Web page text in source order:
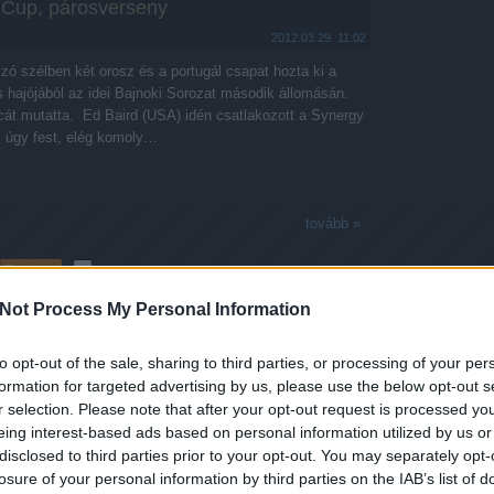
Process My Personal Information
opt-out of the sale, sharing to third parties, or processing of your
for targeted advertising by us, please use the below opt-out
selection. Please note that after your opt-out request is processed
interest-based ads based on personal information utilized by us
to third parties prior to your opt-out. You may separately
of your personal information by third parties on the IAB’s list of
párosverseny
2012.03.29. 11:02
szélben két orosz és a portugál csapat hozta ki a
hajójából az idei Bajnoki Sorozat második állomásán.
mutatta. Ed Baird (USA) idén csatlakozott a Synergy
úgy fest, elég komoly…
tovább »
Tetszik 0
Szólj hozzá!
Synergy Sailing Team Team Aleph Team Cascais